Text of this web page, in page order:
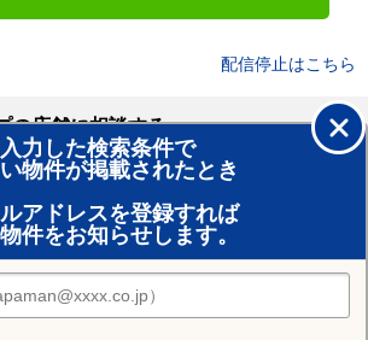
配信停止はこちら
入力した検索条件で
物件が掲載されたとき
アドレスを登録すれば
件をお知らせします。
の店舗に相談する
し！
スト
す